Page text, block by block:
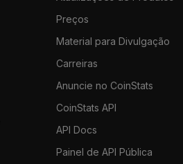
Preços
Material para Divulgação
Carreiras
Anuncie no CoinStats
CoinStats API
API Docs
Painel de API Pública